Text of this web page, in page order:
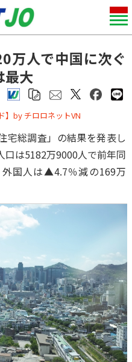
万人で中国に次ぐ
最大
】by チロロネットVN
宅総調査」の結果を発表し
口は5182万9000人で前年同
国人は▲4.7％減の169万